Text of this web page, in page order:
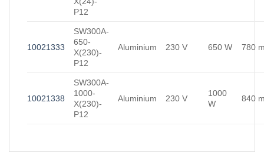
P12
10021333
SW300A-
650-
X(230)-
P12
Aluminium 230 V 650 W 780
10021338
SW300A-
1000-
X(230)-
P12
Aluminium 230 V
1000
W
840